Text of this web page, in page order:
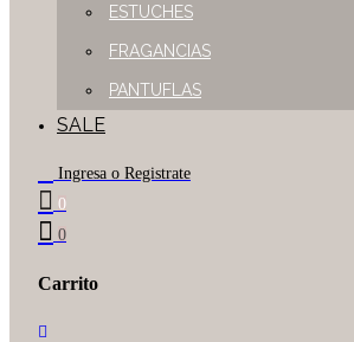
ESTUCHES
FRAGANCIAS
PANTUFLAS
SALE
Ingresa o Registrate
0
0
Carrito